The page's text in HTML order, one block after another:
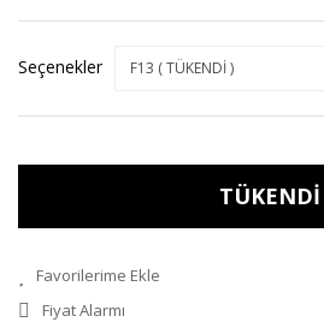
Seçenekler
TÜKENDİ
Fiyat Alarmı